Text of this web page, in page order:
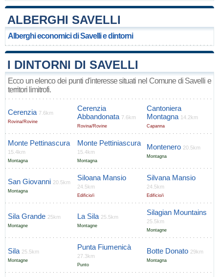
ALBERGHI SAVELLI
Alberghi economici di Savelli e dintorni
I DINTORNI DI SAVELLI
Ecco un elenco dei punti d'interesse situati nel Comune di Savelli e
territori limitrofi.
Cerenzia 7.6km
Rovina/Rovine
Cerenzia
Abbandonata 7.6km
Rovina/Rovine
Cantoniera
Montagna 14.2km
Capanna
Monte Pettinascura
15.4km
Montagna
Monte Pettiniascura
15.4km
Montagna
Montenero 20.5km
Montagna
San Giovanni 20.5km
Montagna
Siloana Mansio
24.5km
Edificio/i
Silvana Mansio
24.5km
Edificio/i
Sila Grande 25km
Montagne
La Sila 25.5km
Montagne
Silagian Mountains
25.5km
Montagne
Sila 25.5km
Montagne
Punta Fiumenicà
27.3km
Punto
Botte Donato 29km
Montagna